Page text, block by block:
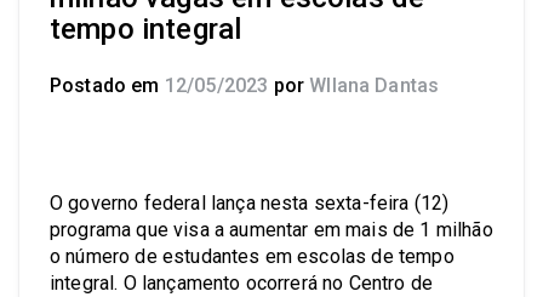
tempo integral
Postado em 12/05/2023 por Wllana Dantas
O governo federal lança nesta sexta-feira (12)
programa que visa a aumentar em mais de 1 milhão
o número de estudantes em escolas de tempo
integral. O lançamento ocorrerá no Centro de